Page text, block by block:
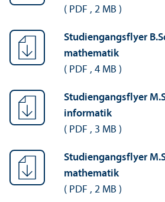
( PDF , 2 MB )
Studien­gangs­flyer
mathematik
( PDF , 4 MB )
Studien­gangs­flyer
informatik
( PDF , 3 MB )
Studien­gangs­flyer
mathematik
( PDF , 2 MB )